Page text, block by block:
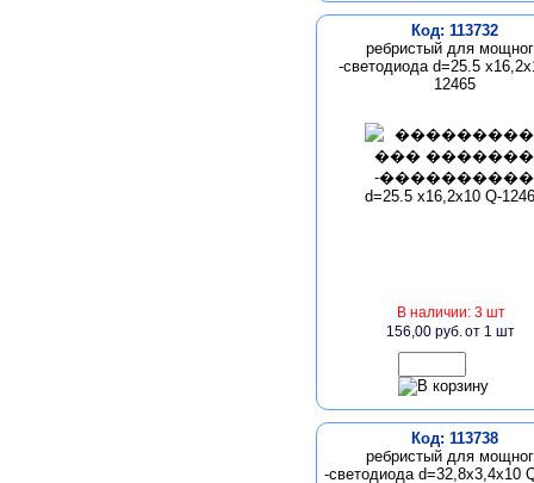
Код: 113732
ребристый для
-светодиода d=25.5
12465
В наличии: 3 шт
156,00 руб.от 1 шт
Код: 113738
ребристый для
-светодиода d=32,8x3,4x10